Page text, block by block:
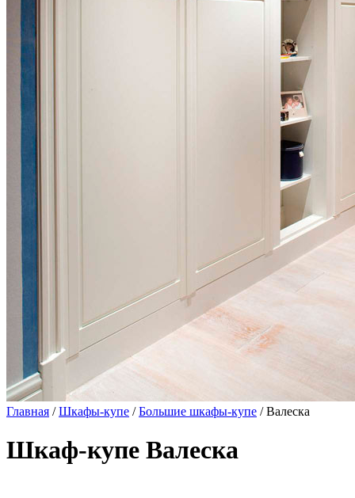
Главная /Шкафы-купе /Большие шкафы-купе / Валеска
Шкаф-купе Валеска